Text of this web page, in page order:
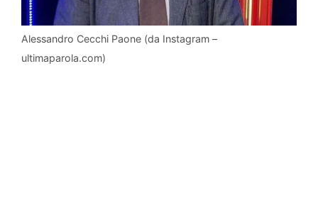
Alessandro Cecchi Paone (da Instagram –
ultimaparola.com)